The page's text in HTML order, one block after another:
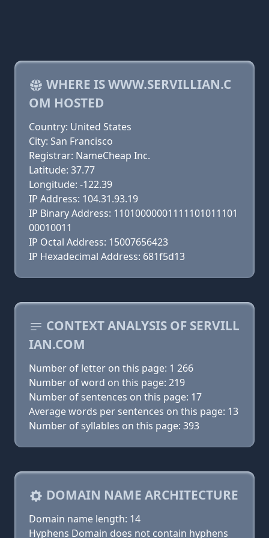
WHERE IS WWW.SERVILLIAN.C
OM HOSTED
Country: United States
City: San Francisco
Registrar: NameCheap Inc.
Latitude: 37.77
Longitude: -122.39
IP Address: 104.31.93.19
IP Binary Address: 11010000001111101011101
00010011
IP Octal Address: 15007656423
IP Hexadecimal Address: 681f5d13
CONTEXT ANALYSIS OF SERVILL
IAN.COM
Number of letter on this page: 1 266
Number of word on this page: 219
Number of sentences on this page: 17
Average words per sentences on this page: 13
Number of syllables on this page: 393
DOMAIN NAME ARCHITECTURE
Domain name length: 14
Hyphens Domain does not contain hyphens